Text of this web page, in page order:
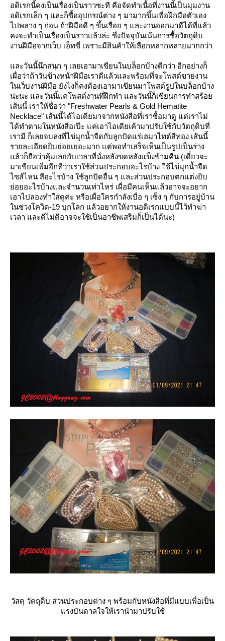
อดิเรกนี้คงเป็นเรื่องเป็นราวซะที คือจัดทำเนื้อที่งานนี้เป็นมุมงาน
อดิเรกเล็ก ๆ และก็ซื้ออุปกรณ์ต่าง ๆ มามากขึ้นเพื่อฝึกมือตัวเอง
ไปพลาง ๆ ก่อน ถ้าฝีมือดี ๆ ขึ้นเรื่อย ๆ และงานออกมาดีได้ที่แล้ว
คงจะทำเป็นเรื่องเป็นราวแล้วล่ะ ซึ่งปัจจุบันเน้นการซื้อวัตถุดิบ
งานฝีมือจากเว็บ เอ็ทซี่ เพราะมีสินค้าให้เลือกหลากหลายมากกว่า
ละวันนี้นึกสนุก ๆ เลยเอามาเขียนในบล็อกบ้างดีกว่า อีกอย่างก็
เผื่อว่าถ้าวันข้างหน้าฝีมือเราดีแล้วและพร้อมที่จะโพสต์ขายงาน
นเว็บงานฝีมือ ยังไงก็คงต้องเอามาเขียนมาโพสต์รูปในบล็อกบ้าง
น่ะนะ และวันนี้แคโพสต์งานที่ฝึกทำ และวันนี้ก็เขียนการทำสร้อ
เส้นนี้ เราให้ชื่อว่า "Freshwater Pearls & Gold Hematite
Necklace" เส้นนี้ได้ไอเดียมาจากหนังสือที่เราซื้อมาดู แต่เราไม่
ได้ทำตามในหนังสือเป๊ะ แค่เอาไอเดียเค้ามาปรับใช้กับวัตถุดิบที่
เรามี ก็เลยจบลงที่ไข่มุกน้ำจืดกับลูกปัดแร่เฮมาไทต์สีทอง เส้นนี้
รายละเอียดยิบย่อยเยอะมาก แต่พอทำเสร็จเห็นเป็นรูปเป็นร่าง
ล้วก็ถือว่าคุ้มเลยกับเวลาที่นั่งหลังขดหลังแข็งข้ามคืน (เดี๋ยวจะ
มาเขียนเพิ่มอีกทีว่าเราใช้ส่วนประกอบอะไรบ้าง ใช้ไข่มุกน้ำจืด
ไซส์ไหน สีอะไรบ้าง ใช้ลูกปัดอื่น ๆ และส่วนประกอบตกแต่งยิบ
่อยอะไรบ้างและจำนวนเท่าไหร่ เผื่อมีคนเห็นแล้วอาจจะอยาก
เอาไปลองทำใส่ดูค่ะ หรือเผื่อใครกำลังเบื่อ ๆ เซ็ง ๆ กับการอยู่บ้าน
นช่วงโควิด-19 บุกโลก แล้วอยากให้งานอดิเรกแบบนี้ไว้ทำฆ่า
เวลา และดีไม่ดีอาจจะใช้เป็นอาชีพเสริมก็เป็นได้นะ)
วัสดุ วัตถุดิบ ส่วนประกอบต่าง ๆ พร้อมกับหนังสือที่มีแบบเพื่อเป็น
รงบันดาลใจให้เรานำมาปรับใช้